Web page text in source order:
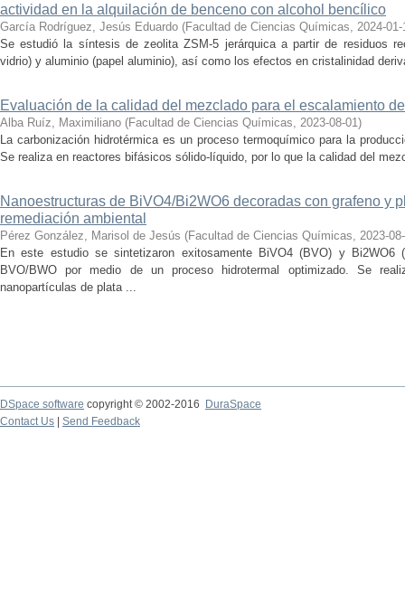
actividad en la alquilación de benceno con alcohol bencílico
García Rodríguez, Jesús Eduardo (Facultad de Ciencias Químicas, 2024-01-
Se estudió la síntesis de zeolita ZSM-5 jerárquica a partir de residuos
vidrio) y aluminio (papel aluminio), así como los efectos en cristalinidad
Evaluación de la calidad del mezclado para el escalamiento
Alba Ruíz, Maximiliano (Facultad de Ciencias Químicas, 2023-08-01)
La carbonización hidrotérmica es un proceso termoquímico para la
Se realiza en reactores bifásicos sólido-líquido, por lo que la calidad del
Nanoestructuras de BiVO4/Bi2WO6 decoradas con grafeno y
remediación ambiental
Pérez González, Marisol de Jesús (Facultad de Ciencias Químicas, 2023-
En este estudio se sintetizaron exitosamente BiVO4 (BVO) y
BVO/BWO por medio de un proceso hidrotermal optimizado. Se
nanopartículas de plata ...
DSpace software copyright © 2002-2016
DuraSpace
Contact Us
Send Feedback